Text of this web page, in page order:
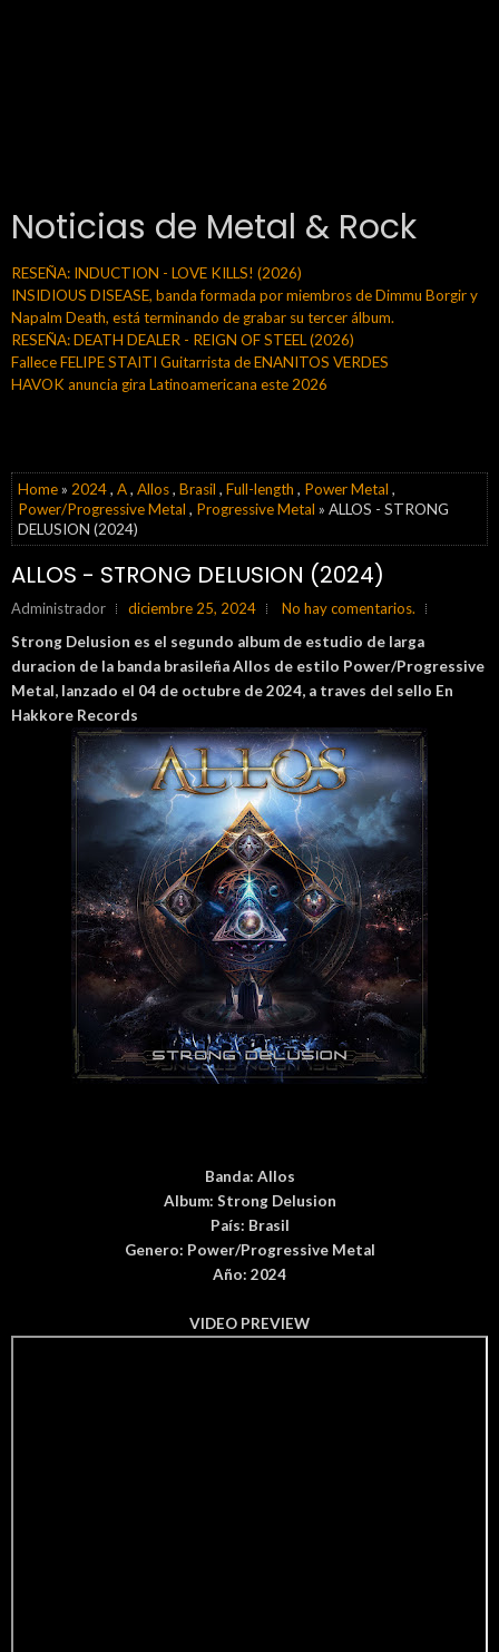
Noticias de Metal & Rock
RESEÑA: INDUCTION - LOVE KILLS! (2026)
INSIDIOUS DISEASE, banda formada por miembros de Dimmu Borgir y
Napalm Death, está terminando de grabar su tercer álbum.
RESEÑA: DEATH DEALER - REIGN OF STEEL (2026)
Fallece FELIPE STAITI Guitarrista de ENANITOS VERDES
HAVOK anuncia gira Latinoamericana este 2026
Home» 2024, A, Allos, Brasil , Full-length , Power Metal ,
Power/Progressive Metal , Progressive Metal » ALLOS - STRONG
DELUSION (2024)
ALLOS - STRONG DELUSION (2024)
Administrador diciembre 25, 2024
No hay comentarios.
Strong Delusion es el segundo album de estudio de larga
duracion de la banda brasileñaAllos de estilo Power/Progressive
Metal, lanzado el 04 de octubre de 2024, a traves del sello En
Hakkore Records
Banda: Allos
Album: Strong Delusion
País: Brasil
Genero: Power/Progressive Metal
Año: 2024
VIDEO PREVIEW